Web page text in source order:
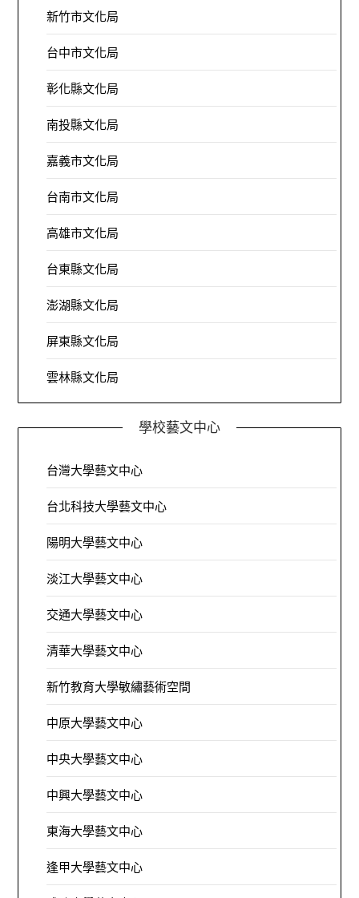
新竹市文化局
台中市文化局
彰化縣文化局
南投縣文化局
嘉義市文化局
台南市文化局
高雄市文化局
台東縣文化局
澎湖縣文化局
屏東縣文化局
雲林縣文化局
學校藝文中心
台灣大學藝文中心
台北科技大學藝文中心
陽明大學藝文中心
淡江大學藝文中心
交通大學藝文中心
清華大學藝文中心
新竹教育大學敏繡藝術空間
中原大學藝文中心
中央大學藝文中心
中興大學藝文中心
東海大學藝文中心
逢甲大學藝文中心